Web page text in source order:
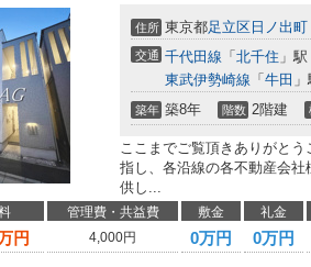
住所 東京都足立区 日ノ出町
交通 千代田線 「 北千住 」
東武伊勢崎線 「 牛田
築年 築8年 階数 2階建
ここまでご覧頂きありがと
指し、各沿線の各不動産会
供し...
管理費・共益費 敷金 礼金
円 4,000円 0万円 0万円